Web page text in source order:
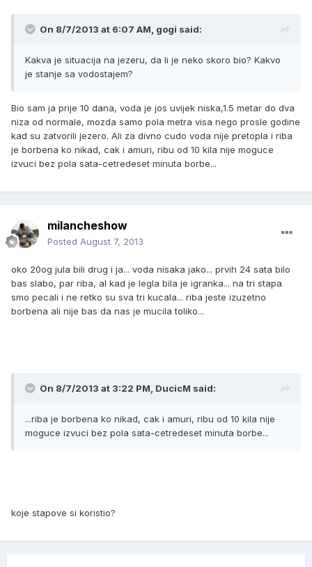
On 8/7/2013 at 6:07 AM, gogi said:
Kakva je situacija na jezeru, da li je neko skoro bio? Kakvo
je stanje sa vodostajem?
Bio sam ja prije 10 dana, voda je jos uvijek niska,1.5 metar do dva
niza od normale, mozda samo pola metra visa nego prosle godine
kad su zatvorili jezero. Ali za divno cudo voda nije pretopla i riba
je borbena ko nikad, cak i amuri, ribu od 10 kila nije moguce
izvuci bez pola sata-cetredeset minuta borbe...
milancheshow
Posted August 7, 2013
oko 20og jula bili drug i ja... voda nisaka jako... prvih 24 sata bilo
bas slabo, par riba, al kad je legla bila je igranka... na tri stapa
smo pecali i ne retko su sva tri kucala... riba jeste izuzetno
borbena ali nije bas da nas je mucila toliko...
On 8/7/2013 at 3:22 PM, DucicM said:
...riba je borbena ko nikad, cak i amuri, ribu od 10 kila nije
moguce izvuci bez pola sata-cetredeset minuta borbe...
koje stapove si koristio?